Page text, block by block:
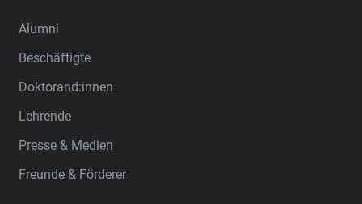
Alumni
Beschäftigte
Doktorand:innen
Lehrende
Presse & Medien
Freunde & Förderer